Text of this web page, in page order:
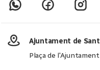
Ajuntament de
Plaça de